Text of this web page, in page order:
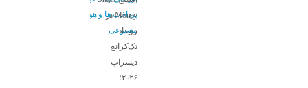
Money در
رویداد
تک‌کرانچ
دیسراپ
۲۰۲۶؛